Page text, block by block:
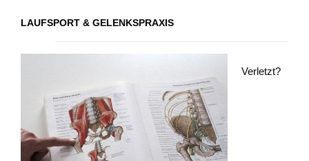
LAUFSPORT & GELENKSPRAXIS
Verletzt?